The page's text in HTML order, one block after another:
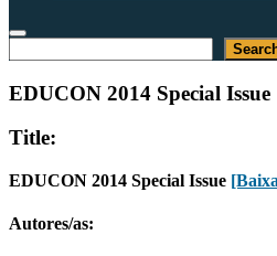
EDUCON 2014 Special Issue
Title:
EDUCON 2014 Special Issue
Autores/as: